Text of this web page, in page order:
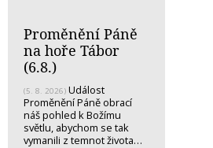
Proměnění Páně
na hoře Tábor
(6.8.)
(5. 8. 2026) Událost
Proměnění Páně obrací
náš pohled k Božímu
světlu, abychom se tak
vymanili z temnot života…